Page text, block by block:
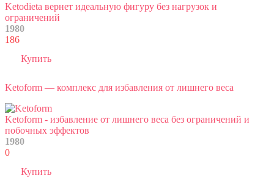
Ketodieta вернет идеальную фигуру без нагрузок и
ограничений
1980
186
Купить
Ketoform — комплекс для избавления от лишнего веса
Ketoform - избавление от лишнего веса без ограничений и
побочных эффектов
1980
0
Купить